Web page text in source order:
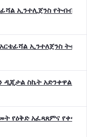
ኢንተሊጀንስ የትብብር
ኢንተለጀንስ
ዲጂታል ስኬት አድንቀዋል
የዕቅድ አፈጻጸምና